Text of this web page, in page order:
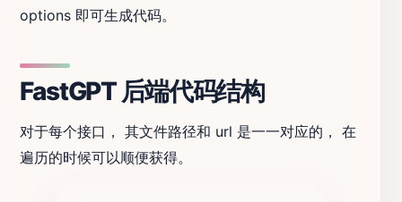
options 即可生成代码。
FastGPT 后端代码结构
对于每个接口， 其文件路径和 url 是一一对应的， 在
遍历的时候可以顺便获得。